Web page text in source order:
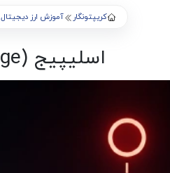
کریپتونگار آموزش ارز دیجیتال
اسلیپیج (Slippage) چیست؟